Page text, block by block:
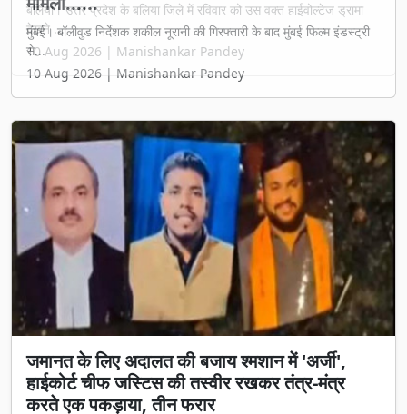
बलिया। उत्तर प्रदेश के बलिया जिले में रविवार को उस वक्त हाईवोल्टेज ड्रामा
देखने ...
10 Aug 2026 | Manishankar Pandey
जमानत के लिए अदालत की बजाय श्मशान में 'अर्जी',
हाईकोर्ट चीफ जस्टिस की तस्वीर रखकर तंत्र-मंत्र
करते एक पकड़ाया, तीन फरार